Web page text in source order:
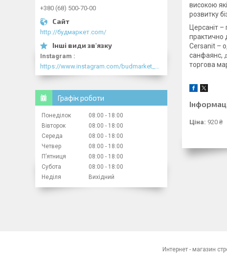
високою
розвитку
Церсаніт
практично
Cersanit –
санфаянс,
торгова
Ціна: 920 ₴
+380 (68) 500-70-00
http://будмаркет.com/
Instagram
Графік роботи
Понеділок 08:00
18:00
Вівторок
08:00
18:00
Середа
08:00
18:00
Четвер
08:00
18:00
Пʼятниця
08:00
18:00
Субота
08:00
18:00
Неділя
Вихідний